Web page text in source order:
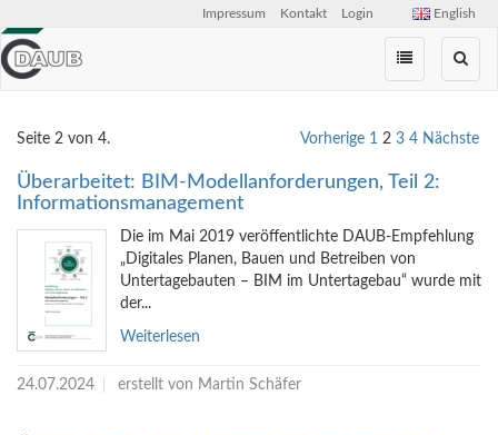
Zum
springen
English
Impressum Kontakt Login
Seite 2 von 4. Vorherige 1 2 3 4 Nächste
Überarbeitet: BIM-Modellanforderungen, Teil 2:
Informationsmanagement
Die im Mai 2019 veröffentlichte DAUB-Empfehlung
„Digitales Planen, Bauen und Betreiben von
Untertagebauten – BIM im Untertagebau“ wurde mit
der...
Weiterlesen
24.07.2024 erstellt von Martin Schäfer